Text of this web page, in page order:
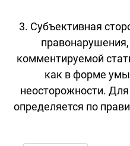
3. Субъективная
комментируемой
как в форме
неосторожности.
определяется по